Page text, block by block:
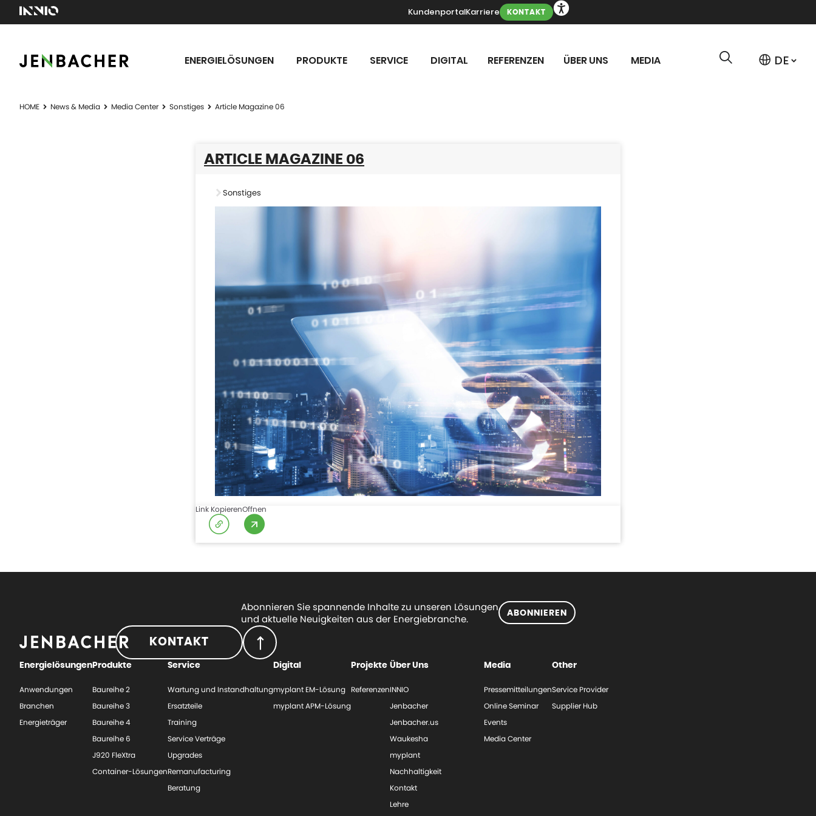
KundenportalKarriere KONTAKT
ENERGIELÖSUNGEN PRODUKTE SERVICE DIGITAL REFERENZEN ÜBER UNS MEDIA
HOME News & Media Media Center Sonstiges Article Magazine 06
ARTICLE MAGAZINE 06
Sonstiges
Link KopierenOffnen
Abonnieren Sie spannende Inhalte zu unseren Lösungen
und aktuelle Neuigkeiten aus der Energiebranche.
ABONNIEREN
KONTAKT
Energielösungen
Anwendungen
Branchen
Energieträger
Produkte
Baureihe 2
Baureihe 3
Baureihe 4
Baureihe 6
J920 FleXtra
Container-Lösungen
Service
Wartung und Instandhaltung
Ersatzteile
Training
Service Verträge
Upgrades
Remanufacturing
Beratung
Digital
myplant EM-Lösung
myplant APM-Lösung
Projekte
Referenzen
Über Uns
INNIO
Jenbacher
Jenbacher.us
Waukesha
myplant
Nachhaltigkeit
Kontakt
Lehre
Media
Pressemitteilungen
Online Seminar
Events
Media Center
Other
Service Provider
Supplier Hub